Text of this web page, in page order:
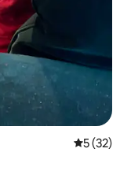
5 (32)